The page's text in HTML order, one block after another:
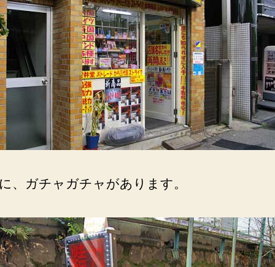
ャ。
線
路
沿
い
の
路
地。
へ
の
、ガチャガチャがあります。